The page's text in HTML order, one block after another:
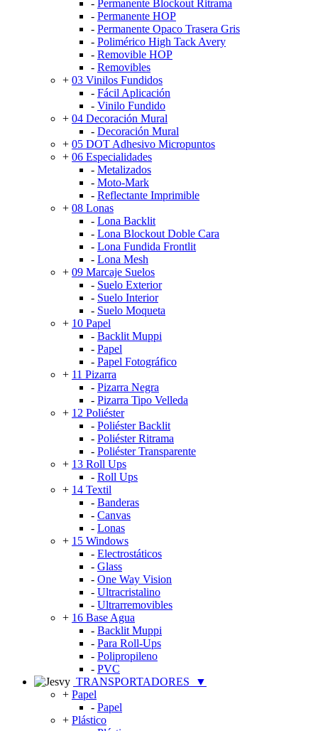
- Permanente Blockout Ritrama
- Permanente HOP
- Permanente Opaco Trasera Gris
- Polimérico High Tack Avery
- Removible HOP
- Removibles
+ 03 Vinilos Fundidos
- Fácil Aplicación
- Vinilo Fundido
+ 04 Decoración Mural
- Decoración Mural
+ 05 DOT Adhesivo Micropuntos
+ 06 Especialidades
- Metalizados
- Moto-Mark
- Reflectante Imprimible
+ 08 Lonas
- Lona Backlit
- Lona Blockout Doble Cara
- Lona Fundida Frontlit
- Lona Mesh
+ 09 Marcaje Suelos
- Suelo Exterior
- Suelo Interior
- Suelo Moqueta
+ 10 Papel
- Backlit Muppi
- Papel
- Papel Fotográfico
+ 11 Pizarra
- Pizarra Negra
- Pizarra Tipo Velleda
+ 12 Poliéster
- Poliéster Backlit
- Poliéster Ritrama
- Poliéster Transparente
+ 13 Roll Ups
- Roll Ups
+ 14 Textil
- Banderas
- Canvas
- Lonas
+ 15 Windows
- Electrostáticos
- Glass
- One Way Vision
- Ultracristalino
- Ultrarremovibles
+ 16 Base Agua
- Backlit Muppi
- Para Roll-Ups
- Polipropileno
- PVC
TRANSPORTADORES
▼
+ Papel
- Papel
+ Plástico